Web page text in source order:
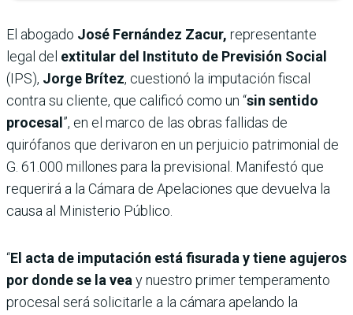
El abogado José Fernández Zacur, representante
legal del extitular del Instituto de Previsión Social
(IPS), Jorge Brítez, cuestionó la imputación fiscal
contra su cliente, que calificó como un “sin sentido
procesal ”, en el marco de las obras fallidas de
quirófanos que derivaron en un perjuicio patrimonial de
G. 61.000 millones para la previsional. Manifestó que
requerirá a la Cámara de Apelaciones que devuelva la
causa al Ministerio Público.
“El acta de imputación está fisurada y tiene agujeros
por donde se la vea y nuestro primer temperamento
procesal será solicitarle a la cámara apelando la